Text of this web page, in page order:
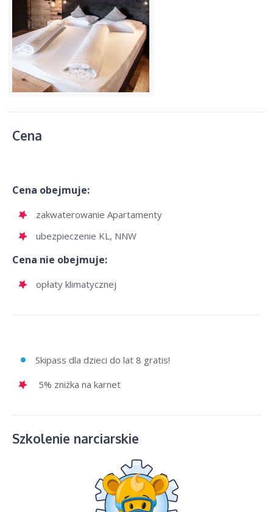
Cena
Cena obejmuje:
zakwaterowanie Apartamenty
ubezpieczenie KL, NNW
Cena nie obejmuje:
opłaty klimatycznej
Skipass dla dzieci do lat 8 gratis!
5% zniżka na karnet
Szkolenie narciarskie